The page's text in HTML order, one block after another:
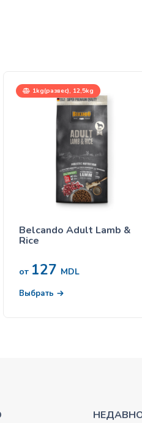
1kg(развес), 12,5kg
Belcando Adult Lamb &
Rice
от 127 MDL
Выбрать